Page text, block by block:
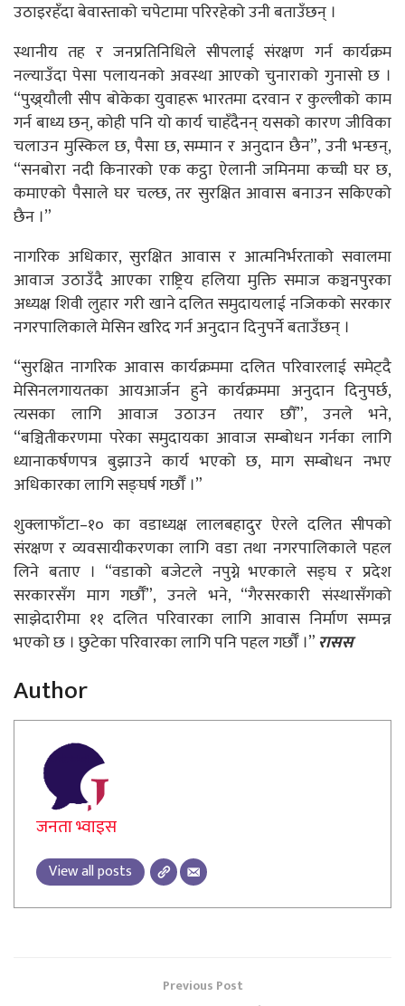
उठाइरहँदा बेवास्ताको चपेटामा परिरहेको उनी बताउँछन् ।
स्थानीय तह र जनप्रतिनिधिले सीपलाई संरक्षण गर्न कार्यक्रम
नल्याउँदा पेसा पलायनको अवस्था आएको चुनाराको गुनासो छ ।
“पुख्र्यौली सीप बोकेका युवाहरू भारतमा दरवान र कुल्लीको काम
गर्न बाध्य छन्, कोही पनि यो कार्य चाहँदैनन् यसको कारण जीविका
चलाउन मुस्किल छ, पैसा छ, सम्मान र अनुदान छैन”, उनी भन्छन्,
“सनबोरा नदी किनारको एक कट्ठा ऐलानी जमिनमा कच्ची घर छ,
कमाएको पैसाले घर चल्छ, तर सुरक्षित आवास बनाउन सकिएको
छैन ।”
नागरिक अधिकार, सुरक्षित आवास र आत्मनिर्भरताको सवालमा
आवाज उठाउँदै आएका राष्ट्रिय हलिया मुक्ति समाज कञ्चनपुरका
अध्यक्ष शिवी लुहार गरी खाने दलित समुदायलाई नजिकको सरकार
नगरपालिकाले मेसिन खरिद गर्न अनुदान दिनुपर्ने बताउँछन् ।
“सुरक्षित नागरिक आवास कार्यक्रममा दलित परिवारलाई समेट्दै
मेसिनलगायतका आयआर्जन हुने कार्यक्रममा अनुदान दिनुपर्छ,
त्यसका लागि आवाज उठाउन तयार छौँ”, उनले भने,
“बञ्चितीकरणमा परेका समुदायका आवाज सम्बोधन गर्नका लागि
ध्यानाकर्षणपत्र बुझाउने कार्य भएको छ, माग सम्बोधन नभए
अधिकारका लागि सङ्घर्ष गर्छौँ ।”
शुक्लाफाँटा–१० का वडाध्यक्ष लालबहादुर ऐरले दलित सीपको
संरक्षण र व्यवसायीकरणका लागि वडा तथा नगरपालिकाले पहल
लिने बताए । “वडाको बजेटले नपुग्ने भएकाले सङ्घ र प्रदेश
सरकारसँग माग गर्छौँ”, उनले भने, “गैरसरकारी संस्थासँगको
साझेदारीमा ११ दलित परिवारका लागि आवास निर्माण सम्पन्न
भएको छ । छुटेका परिवारका लागि पनि पहल गर्छौँ ।” रासस
Author
जनता भ्वाइस
View all posts
Previous Post